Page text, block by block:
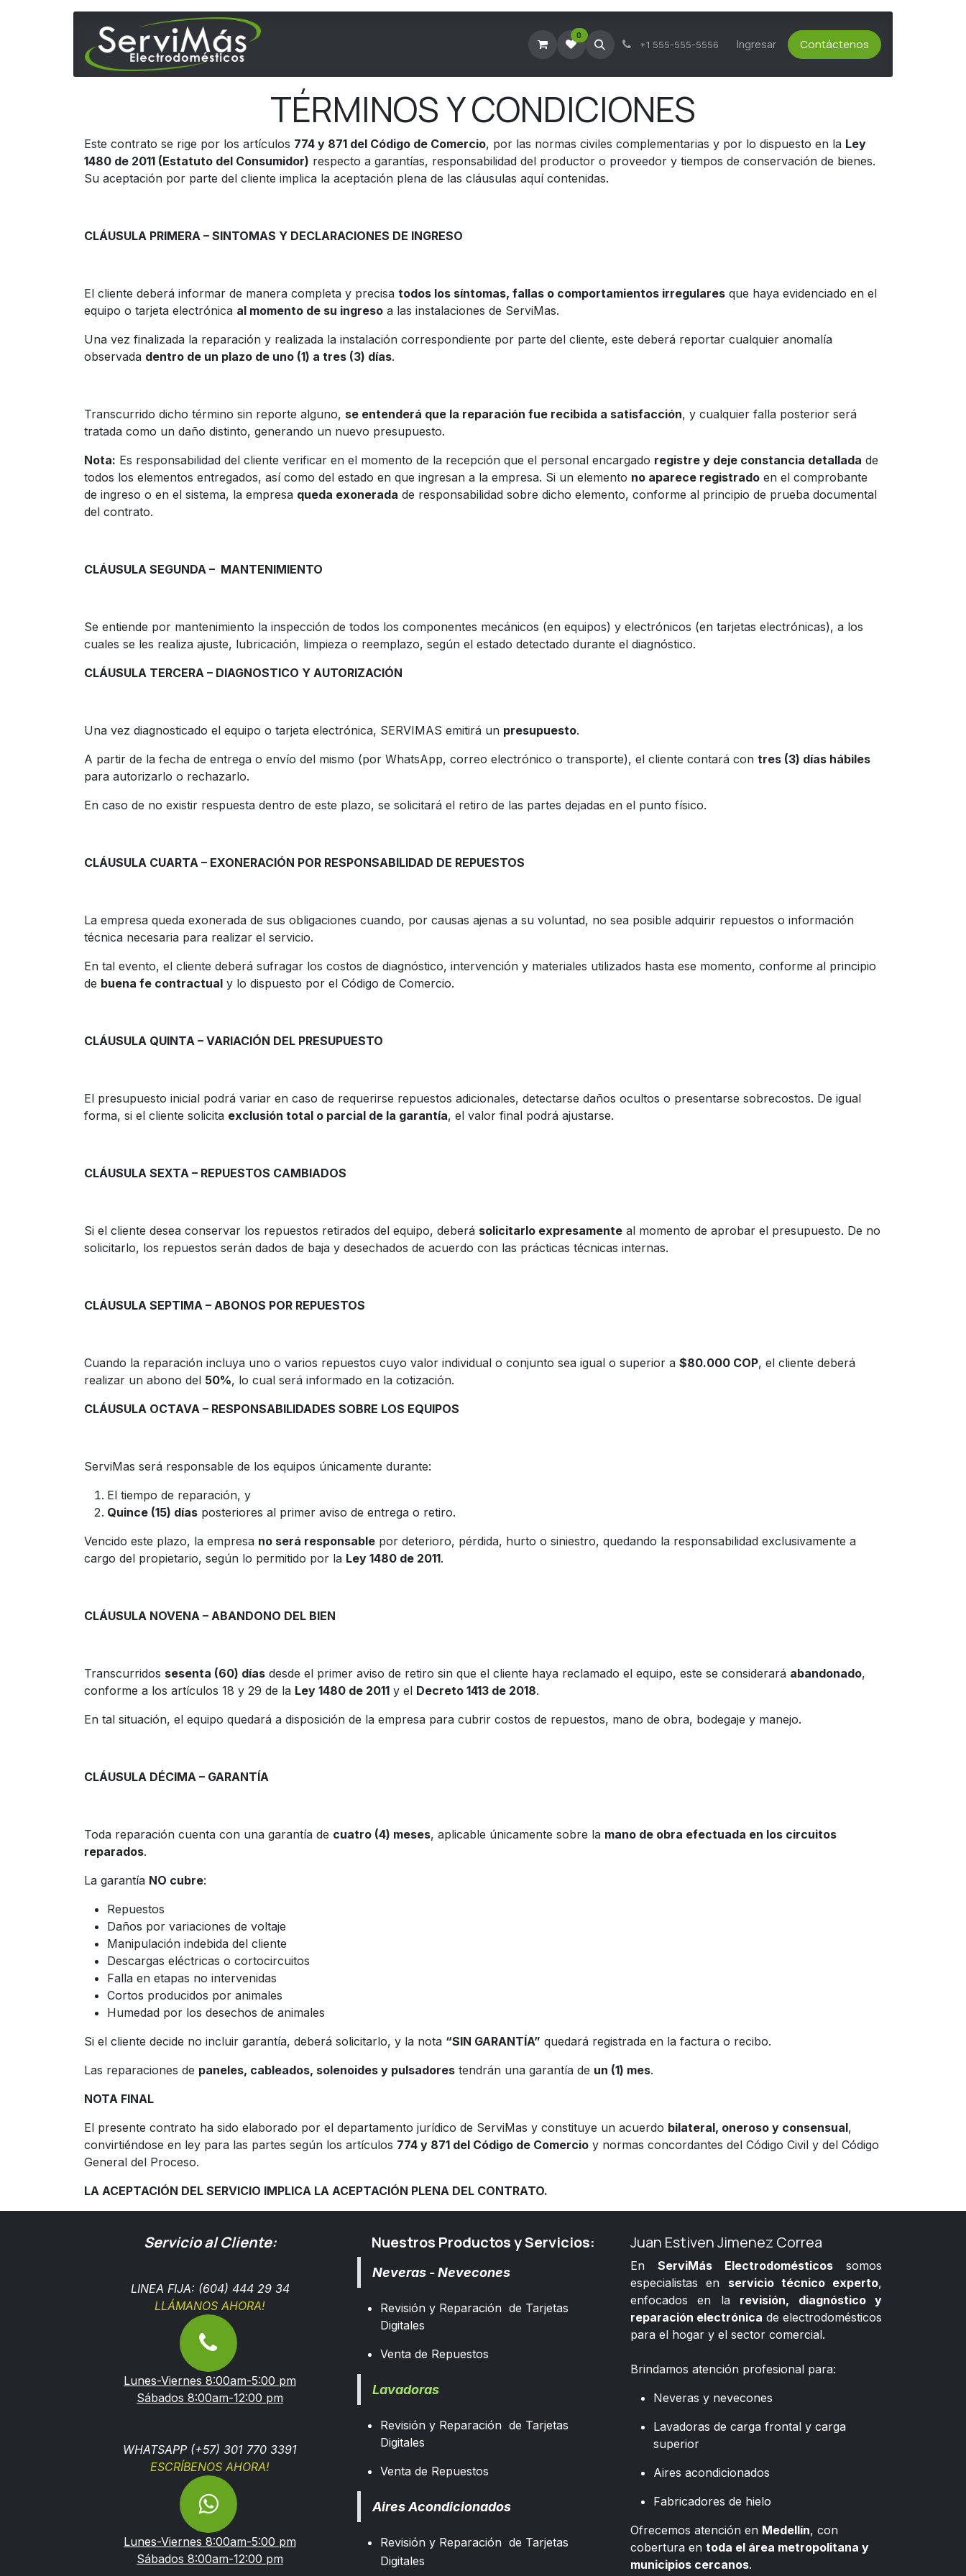
Agendar Visita Técnica Consultar Tickets Activos Asesoría Técnica Servicio al Cliente
0
+1 555-555-5556 Ingresar Contáctenos
TÉRMINOS Y CONDICIONES
Este contrato se rige por los artículos 774 y 871 del Código de Comercio, por las normas civiles complementarias y por lo dispuesto en la Ley
1480 de 2011 (Estatuto del Consumidor) respecto a garantías, responsabilidad del productor o proveedor y tiempos de conservación de bienes.
Su aceptación por parte del cliente implica la aceptación plena de las cláusulas aquí contenidas.
CLÁUSULA PRIMERA – SINTOMAS Y DECLARACIONES DE INGRESO
El cliente deberá informar de manera completa y precisa todos los síntomas, fallas o comportamientos irregulares que haya evidenciado en el
equipo o tarjeta electrónica al momento de su ingreso a las instalaciones de ServiMas.
Una vez finalizada la reparación y realizada la instalación correspondiente por parte del cliente, este deberá reportar cualquier anomalía
observada dentro de un plazo de uno (1) a tres (3) días.
Transcurrido dicho término sin reporte alguno, se entenderá que la reparación fue recibida a satisfacción, y cualquier falla posterior será
tratada como un daño distinto, generando un nuevo presupuesto.
Nota: Es responsabilidad del cliente verificar en el momento de la recepción que el personal encargado registre y deje constancia detallada de
todos los elementos entregados, así como del estado en que ingresan a la empresa. Si un elemento no aparece registrado en el comprobante
de ingreso o en el sistema, la empresa queda exonerada de responsabilidad sobre dicho elemento, conforme al principio de prueba documental
del contrato.
CLÁUSULA SEGUNDA – MANTENIMIENTO
Se entiende por mantenimiento la inspección de todos los componentes mecánicos (en equipos) y electrónicos (en tarjetas electrónicas), a los
cuales se les realiza ajuste, lubricación, limpieza o reemplazo, según el estado detectado durante el diagnóstico.
CLÁUSULA TERCERA – DIAGNOSTICO Y AUTORIZACIÓN
Una vez diagnosticado el equipo o tarjeta electrónica, SERVIMAS emitirá un presupuesto.
A partir de la fecha de entrega o envío del mismo (por WhatsApp, correo electrónico o transporte), el cliente contará con tres (3) días hábiles
para autorizarlo o rechazarlo.
En caso de no existir respuesta dentro de este plazo, se solicitará el retiro de las partes dejadas en el punto físico.
CLÁUSULA CUARTA – EXONERACIÓN POR RESPONSABILIDAD DE REPUESTOS
La empresa queda exonerada de sus obligaciones cuando, por causas ajenas a su voluntad, no sea posible adquirir repuestos o información
técnica necesaria para realizar el servicio.
En tal evento, el cliente deberá sufragar los costos de diagnóstico, intervención y materiales utilizados hasta ese momento, conforme al principio
de buena fe contractual y lo dispuesto por el Código de Comercio.
CLÁUSULA QUINTA – VARIACIÓN DEL PRESUPUESTO
El presupuesto inicial podrá variar en caso de requerirse repuestos adicionales, detectarse daños ocultos o presentarse sobrecostos. De igual
forma, si el cliente solicita exclusión total o parcial de la garantía, el valor final podrá ajustarse.
CLÁUSULA SEXTA – REPUESTOS CAMBIADOS
Si el cliente desea conservar los repuestos retirados del equipo, deberá solicitarlo expresamente al momento de aprobar el presupuesto. De no
solicitarlo, los repuestos serán dados de baja y desechados de acuerdo con las prácticas técnicas internas.
CLÁUSULA SEPTIMA – ABONOS POR REPUESTOS
Cuando la reparación incluya uno o varios repuestos cuyo valor individual o conjunto sea igual o superior a $80.000 COP, el cliente deberá
realizar un abono del 50%, lo cual será informado en la cotización.
CLÁUSULA OCTAVA – RESPONSABILIDADES SOBRE LOS EQUIPOS
ServiMas será responsable de los equipos únicamente durante:
El tiempo de reparación, y
Quince (15) días posteriores al primer aviso de entrega o retiro.
Vencido este plazo, la empresa no será responsable por deterioro, pérdida, hurto o siniestro, quedando la responsabilidad exclusivamente a
cargo del propietario, según lo permitido por la Ley 1480 de 2011.
CLÁUSULA NOVENA – ABANDONO DEL BIEN
Transcurridos sesenta (60) días desde el primer aviso de retiro sin que el cliente haya reclamado el equipo, este se considerará abandonado,
conforme a los artículos 18 y 29 de la Ley 1480 de 2011 y el Decreto 1413 de 2018.
En tal situación, el equipo quedará a disposición de la empresa para cubrir costos de repuestos, mano de obra, bodegaje y manejo.
CLÁUSULA DÉCIMA – GARANTÍA
Toda reparación cuenta con una garantía de cuatro (4) meses, aplicable únicamente sobre la mano de obra efectuada en los circuitos
reparados.
La garantía NO cubre:
Repuestos
Daños por variaciones de voltaje
Manipulación indebida del cliente
Descargas eléctricas o cortocircuitos
Falla en etapas no intervenidas
Cortos producidos por animales
Humedad por los desechos de animales
Si el cliente decide no incluir garantía, deberá solicitarlo, y la nota “SIN GARANTÍA” quedará registrada en la factura o recibo.
Las reparaciones de paneles, cableados, solenoides y pulsadores tendrán una garantía de un (1) mes.
NOTA FINAL
El presente contrato ha sido elaborado por el departamento jurídico de ServiMas y constituye un acuerdo bilateral, oneroso y consensual,
convirtiéndose en ley para las partes según los artículos 774 y 871 del Código de Comercio y normas concordantes del Código Civil y del Código
General del Proceso.
LA ACEPTACIÓN DEL SERVICIO IMPLICA LA ACEPTACIÓN PLENA DEL CONTRATO.
Servicio al Cliente:
LINEA FIJA: (604) 444 29 34
LLÁMANOS AHORA!
Lunes-Viernes 8:00am-5:00 pm
Sábados 8:00am-12:00 pm
WHATSAPP (+57) 301 770 3391
ESCRÍBENOS AHORA!
Lunes-Viernes 8:00am-5:00 pm
Sábados 8:00am-12:00 pm
Nuestros Productos y Servicios:
Neveras - Nevecones
Revisión y Reparación de Tarjetas
Digitales
Venta de Repuestos
Lavadoras
Revisión y Reparación de Tarjetas
Digitales
Venta de Repuestos
Aires Acondicionados
Revisión y Reparación de Tarjetas
Digitales
Juan Estiven Jimenez Correa
En ServiMás Electrodomésticos somos
especialistas en servicio técnico experto,
enfocados en la revisión, diagnóstico y
reparación electrónica de electrodomésticos
para el hogar y el sector comercial.
Brindamos atención profesional para:
Neveras y nevecones
Lavadoras de carga frontal y carga
superior
Aires acondicionados
Fabricadores de hielo
Ofrecemos atención en Medellín, con
cobertura en toda el área metropolitana y
municipios cercanos.